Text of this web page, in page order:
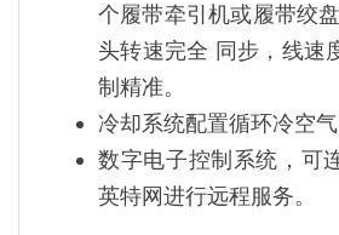
个履带牵引机或履带绞
头转速完全 同步，线速
制精准。
冷却系统配置循环冷空气
数字电子控制系统，可
英特网进行远程服务。